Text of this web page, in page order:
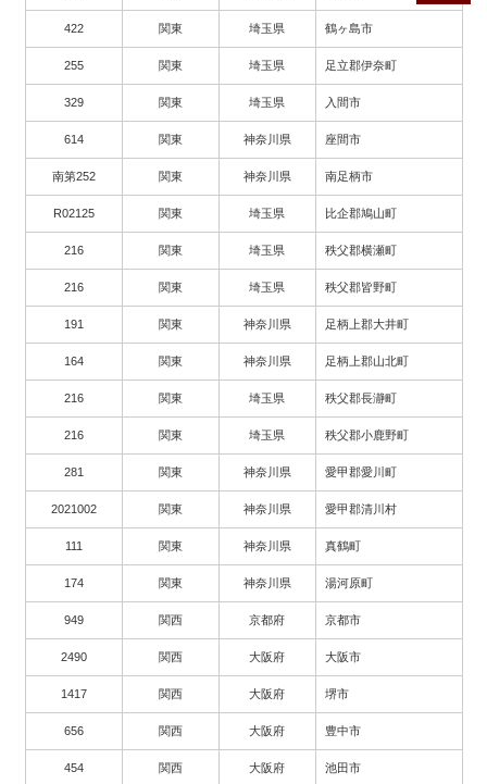
422 関東 埼玉県 鶴ヶ島市
255 関東 埼玉県 足立郡伊奈町
329 関東 埼玉県 入間市
614 関東 神奈川県 座間市
南第252 関東 神奈川県 南足柄市
R02125 関東 埼玉県 比企郡鳩山町
216 関東 埼玉県 秩父郡横瀬町
216 関東 埼玉県 秩父郡皆野町
191 関東 神奈川県 足柄上郡大井町
164 関東 神奈川県 足柄上郡山北町
216 関東 埼玉県 秩父郡長瀞町
216 関東 埼玉県 秩父郡小鹿野町
281 関東 神奈川県 愛甲郡愛川町
2021002 関東 神奈川県 愛甲郡清川村
111 関東 神奈川県 真鶴町
174 関東 神奈川県 湯河原町
949 関西 京都府 京都市
2490 関西 大阪府 大阪市
1417 関西 大阪府 堺市
656 関西 大阪府 豊中市
454 関西 大阪府 池田市